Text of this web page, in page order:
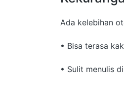
Ada kelebihan
• Bisa terasa
• Sulit menulis